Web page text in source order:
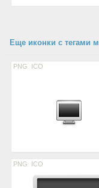
Еще иконки с тегами
PNG ICO
PNG ICO